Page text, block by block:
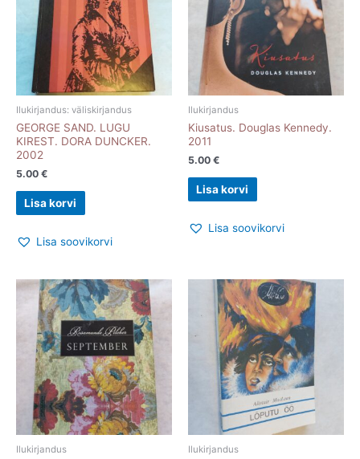
Ilukirjandus: väliskirjandus
GEORGE SAND. LUGU
KIREST. DORA DUNCKER.
2002
5.00 €
Lisa korvi
Lisa soovikorvi
Ilukirjandus
Kiusatus. Douglas Kennedy.
2011
5.00 €
Lisa korvi
Lisa soovikorvi
Ilukirjandus Ilukirjandus